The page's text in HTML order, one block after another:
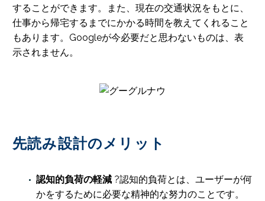
することができます。また、現在の交通状況をもとに、
仕事から帰宅するまでにかかる時間を教えてくれること
もあります。Googleが今必要だと思わないものは、表
示されません。
先読み設計のメリット
認知的負荷の軽減 ?認知的負荷とは、ユーザーが何
かをするために必要な精神的な努力のことです。